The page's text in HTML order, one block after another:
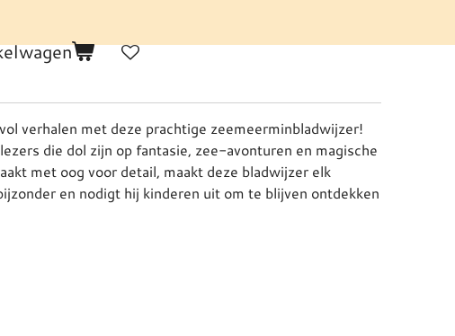
verhalen met deze prachtige zeemeerminbladwijzer!
die dol zijn op fantasie, zee-avonturen en magische
met oog voor detail, maakt deze bladwijzer elk
en nodigt hij kinderen uit om te blijven ontdekken